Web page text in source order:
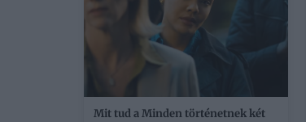
Mit tud a Minden történetnek két